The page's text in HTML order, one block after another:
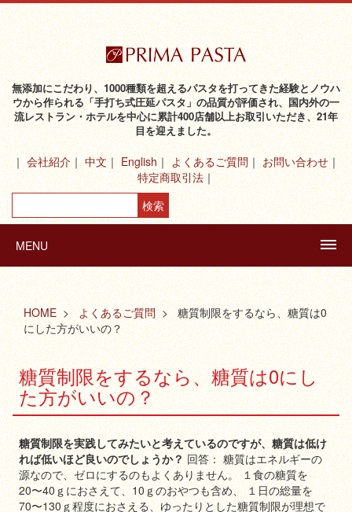
無添加にこだわり、1000種類を超えるパスタを打ってきた経験とノウハ
ウから作られる「手打ち式圧延パスタ」の品質が評価され、国内外の一
流レストラン・ホテルを中心に累計400店舗以上お取引いただき、21年
目を迎えました。
会社紹介 中文 English よくあるご質問
お問い合わせ
特定商取引法
MENU
HOME よくあるご質問
糖質制限をするなら、糖質は0
にした方がいいの？
糖質制限をするなら、糖質は0にし
た方がいいの？
糖質制限を実践してみたいと考えているのですが、糖質は低け
れば低いほど良いのでしょうか？回答： 糖質はエネルギーの
源なので、ゼロにするのもよくありません。 １食の糖質を
20〜40ｇにおさえて、10ｇのおやつも含め、 １日の総量を
70〜130ｇ程度におさえる、ゆったりとした糖質制限が理想で